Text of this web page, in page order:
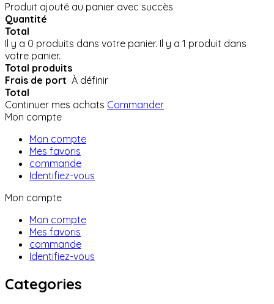
Produit ajouté au panier avec succès
Quantité
Total
Il y a 0 produits dans votre panier. Il y a 1 produit dans
votre panier.
Total produits
Frais de port À définir
Total
Continuer mes achats Commander
Mon compte
Mon compte
Mes favoris
commande
Identifiez-vous
Mon compte
Mon compte
Mes favoris
commande
Identifiez-vous
Categories